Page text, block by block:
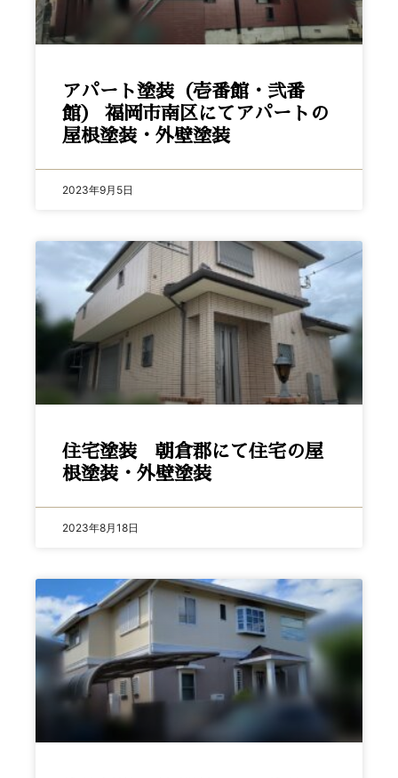
アパート塗装（壱番館・弐番
館） 福岡市南区にてアパートの
屋根塗装・外壁塗装
2023年9月5日
住宅塗装 朝倉郡にて住宅の屋
根塗装・外壁塗装
2023年8月18日